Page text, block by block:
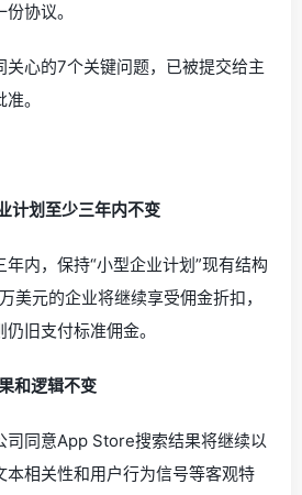
协议。
关心的7个关键问题，已被提交给主
。
计划至少三年内不变
内，保持“小型企业计划”现有结构
美元的企业将继续享受佣金折扣，
旧支付标准佣金。
和逻辑不变
司同意App Store搜索结果将继续以
本相关性和用户行为信号等客观特